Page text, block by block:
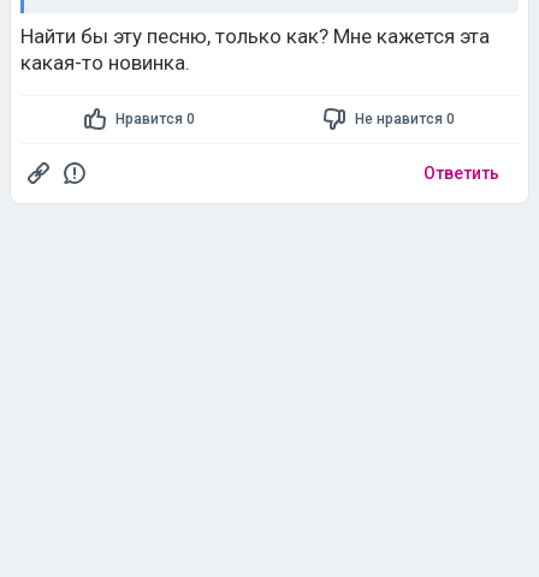
помню волну.
Найти бы эту песню, только как? Мне кажется эта
какая-то новинка.
Нравится 0 Не нравится 0
Ответить